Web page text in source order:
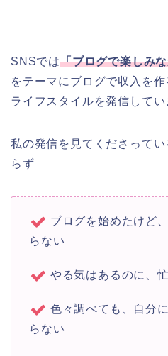
SNSでは「ブログで楽しみ
をテーマにブログで収入を
ライフスタイルを発信してい
私の発信を見てくださって
らず
ブログを始めたけど
らない
やる気はあるのに、
色々調べても、自分
らない